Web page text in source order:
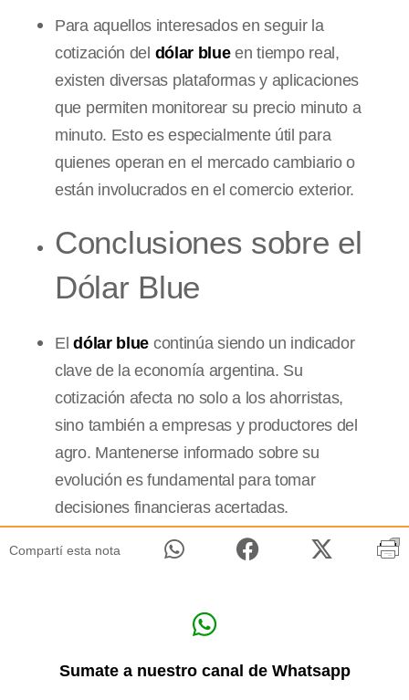
Para aquellos interesados en seguir la
cotización del dólar blueen tiempo real,
existen diversas plataformas y aplicaciones
que permiten monitorear su precio minuto a
minuto. Esto es especialmente útil para
quienes operan en el mercado cambiario o
están involucrados en el comercio exterior.
Conclusiones sobre el
Dólar Blue
Eldólar blue continúa siendo un indicador
clave de la economía argentina. Su
cotización afecta no solo a los ahorristas,
sino también a empresas y productores del
agro. Mantenerse informado sobre su
evolución es fundamental para tomar
decisiones financieras acertadas.
Compartí esta nota
Sumate a nuestro canal de Whatsapp